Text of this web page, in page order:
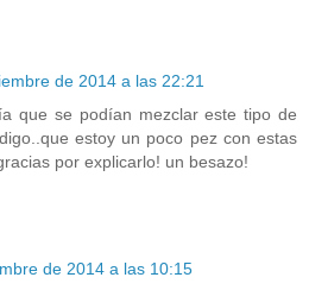
de 2014 a las 22:21
que se podían mezclar este tipo de
estoy un poco pez con estas
por explicarlo! un besazo!
de 2014 a las 10:15